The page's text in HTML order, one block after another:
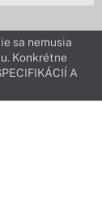
sa nemusia
Konkrétne
A